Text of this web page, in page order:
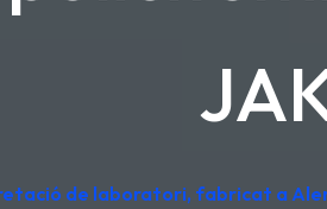
de laboratori, fabricat a